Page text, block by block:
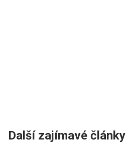
Další zajímavé články